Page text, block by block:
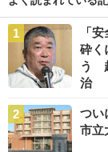
「
砕く
う
治
つい
市立